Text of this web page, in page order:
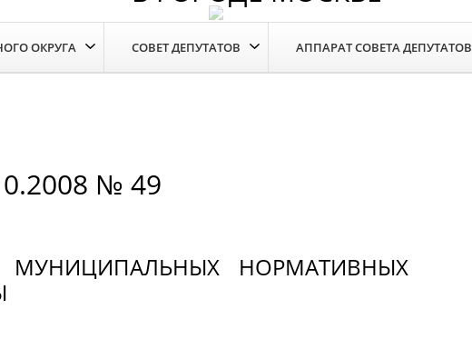
ОКРУГА СОВЕТ ДЕПУТАТОВ АППАРАТ СОВЕТА ДЕПУТАТОВ
№ 49
МУНИЦИПАЛЬНЫХ НОРМАТИВНЫХ